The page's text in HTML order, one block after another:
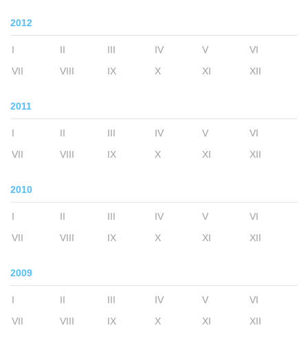
2012
I II III IV V
VI
VII
VIII IX X XI XII
2011
I II III IV V
VI
VII
VIII IX X XI XII
2010
I II III IV V
VI
VII
VIII IX X XI XII
2009
I II III IV V
VI
VII
VIII IX X XI XII